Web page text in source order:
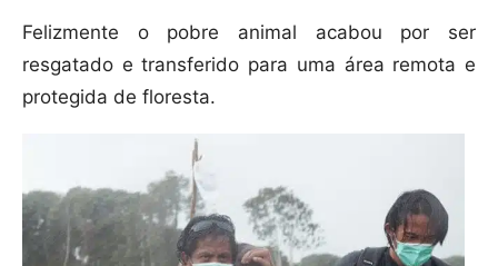
Felizmente o pobre animal acabou por ser
resgatado e transferido para uma área remota e
protegida de floresta.